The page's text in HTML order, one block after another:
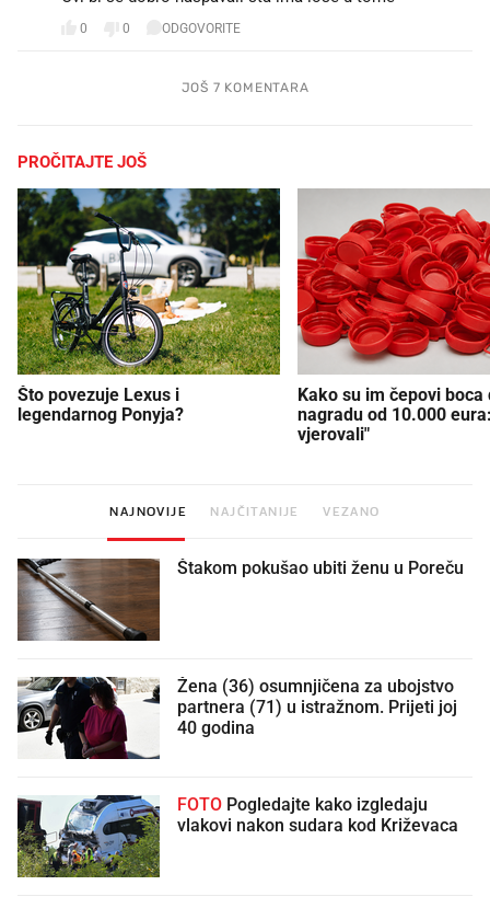
0 0 ODGOVORITE
JOŠ 7 KOMENTARA
PROČITAJTE JOŠ
Što povezuje Lexus i
legendarnog Ponyja?
Kako su im čepovi boca
nagradu od 10.000
vjerovali"
NAJNOVIJE NAJČITANIJE VEZANO
Štakom pokušao ubiti ženu u Poreču
Žena (36) osumnjičena za ubojstvo
partnera (71) u istražnom. Prijeti joj
40 godina
FOTO
vlakovi nakon sudara kod Križevaca